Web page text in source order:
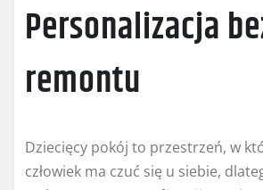
Personalizacja
remontu
Dziecięcy pokój to przestrzeń, w
człowiek ma czuć się u siebie,